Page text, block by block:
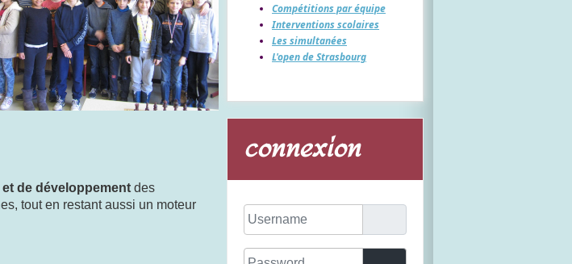
de développement des
tout en restant aussi un moteur
Compétitions par équipe
Interventions scolaires
Les simultanées
L'open de Strasbourg
connexion
Username
Password